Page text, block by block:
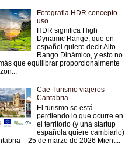
Fotografia HDR concepto
uso
HDR significa High
Dynamic Range, que en
español quiere decir Alto
Rango Dinámico, y esto no
que equilibrar proporcionalmente
Cae Turismo viajeros
Cantabria
El turismo se está
perdiendo lo que ocurre en
el territorio (y una startup
española quiere cambiarlo)
– 25 de marzo de 2026 Mient...